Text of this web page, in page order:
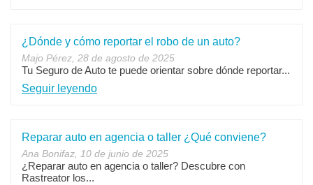
¿Dónde y cómo reportar el robo de un auto?
Majo Pérez, 28 de agosto de 2025
Tu Seguro de Auto te puede orientar sobre dónde reportar...
Seguir leyendo
Reparar auto en agencia o taller ¿Qué conviene?
Ana Bonifaz, 10 de junio de 2025
¿Reparar auto en agencia o taller? Descubre con
Rastreator los...